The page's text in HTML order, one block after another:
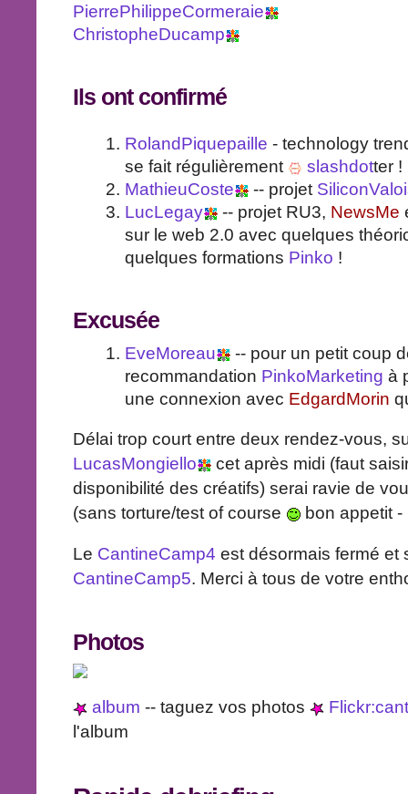
PierrePhilippeCormeraie
ChristopheDucamp
Ils ont confirmé
RolandPiquepaille - technology
se fait régulièrement
slashdotter !
MathieuCoste
-- projet
LucLegay
-- projet RU3, NewsMe
sur le web 2.0 avec quelques
quelques formations Pinko !
Excusée
EveMoreau
-- pour un petit coup
recommandation PinkoMarketing à
une connexion avec EdgardMorin
Délai trop court entre deux rendez-vous,
LucasMongiello
cet après midi (faut
disponibilité des créatifs) serai ravie de
(sans torture/test of course
bon appetit -
Le CantineCamp4 est désormais fermé et
CantineCamp5. Merci à tous de votre
Photos
album -- taguez vos photos
l'album